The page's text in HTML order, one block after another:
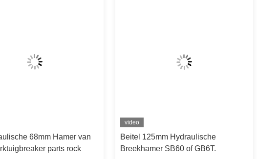
68mm Hamer van
parts rock
video
Beitel 125mm Hydraulische
Breekhamer SB60 of GB6T.